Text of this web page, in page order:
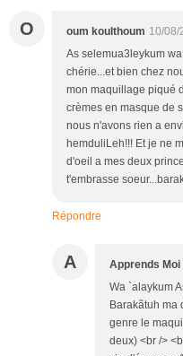
O oum koulthoum 10/08/
As selemua3leykum
chérie...et bien chez
mon maquillage piqué
crèmes en masque de
nous n'avons rien a
hemduliLeh!!! Et je ne
d'oeil a mes deux
t'embrasse
Répondre
A Apprends Moi
Wa `alaykum
Barakãtuh ma
genre le
deux) <br />